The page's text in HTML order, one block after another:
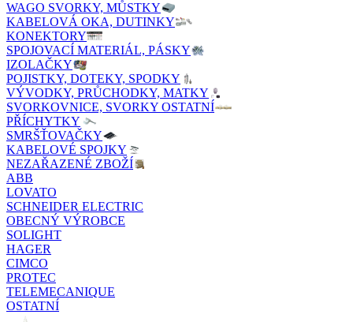
WAGO SVORKY, MŮSTKY
KABELOVÁ OKA, DUTINKY
KONEKTORY
SPOJOVACÍ MATERIÁL, PÁSKY
IZOLAČKY
POJISTKY, DOTEKY, SPODKY
VÝVODKY, PRŮCHODKY, MATKY
SVORKOVNICE, SVORKY OSTATNÍ
PŘÍCHYTKY
SMRŠŤOVAČKY
KABELOVÉ SPOJKY
NEZAŘAZENÉ ZBOŽÍ
ABB
LOVATO
SCHNEIDER ELECTRIC
OBECNÝ VÝROBCE
SOLIGHT
HAGER
CIMCO
PROTEC
TELEMECANIQUE
OSTATNÍ